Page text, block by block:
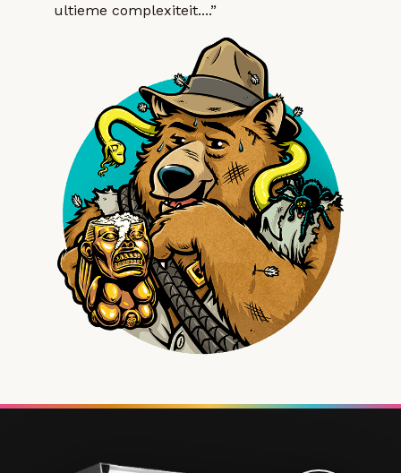
ultieme complexiteit....”